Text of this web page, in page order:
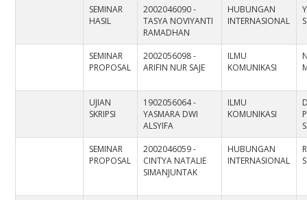
SEMINAR
HASIL
2002046090 -
TASYA NOVIYANTI
RAMADHAN
HUBUNGAN
INTERNASIONAL
SEMINAR
PROPOSAL
2002056098 -
ARIFIN NUR SAJE
ILMU
KOMUNIKASI
UJIAN
SKRIPSI
1902056064 -
YASMARA DWI
ALSYIFA
ILMU
KOMUNIKASI
SEMINAR
PROPOSAL
2002046059 -
CINTYA NATALIE
SIMANJUNTAK
HUBUNGAN
INTERNASIONAL